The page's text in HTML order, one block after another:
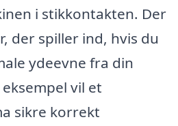
i stikkontakten. Der
der spiller ind, hvis du
ydeevne fra din
vil et
sikre korrekt